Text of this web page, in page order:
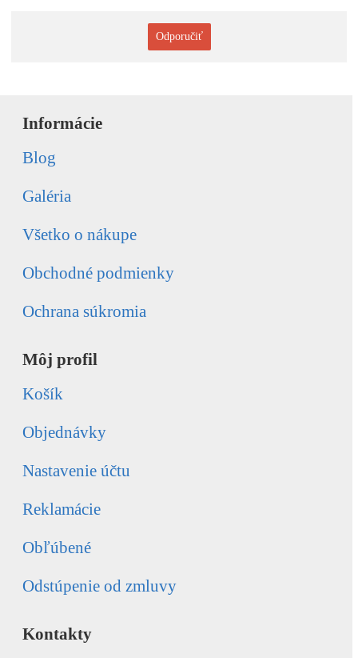
Odporučiť
Informácie
Blog
Galéria
Všetko o nákupe
Obchodné podmienky
Ochrana súkromia
Môj profil
Košík
Objednávky
Nastavenie účtu
Reklamácie
Obľúbené
Odstúpenie od zmluvy
Kontakty